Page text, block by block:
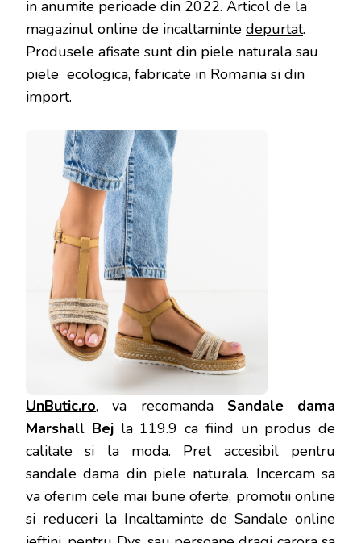
in anumite perioade din 2022. Articol de la
magazinul online de incaltaminte depurtat.
Produsele afisate sunt din piele naturala sau
piele ecologica, fabricate in Romania si din
import.
UnButic.ro, va recomanda Sandale dama
Marshall Bej la 119.9 ca fiind un produs de
calitate si la moda. Pret accesibil pentru
sandale dama din piele naturala. Incercam sa
va oferim cele mai bune oferte, promotii online
si reduceri la Incaltaminte de Sandale online